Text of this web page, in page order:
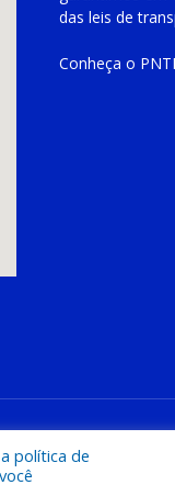
das leis de
Conheça o
política de